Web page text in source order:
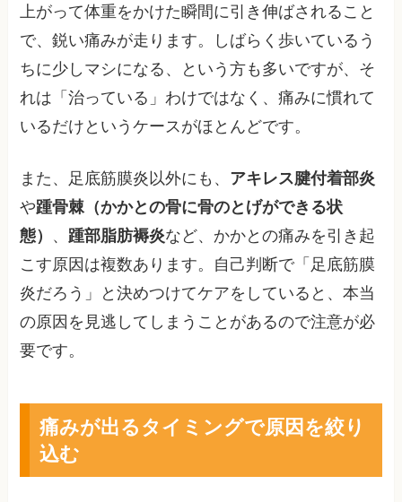
上がって体重をかけた瞬間に引き伸ばされること
で、鋭い痛みが走ります。しばらく歩いているう
ちに少しマシになる、という方も多いですが、そ
れは「治っている」わけではなく、痛みに慣れて
いるだけというケースがほとんどです。
また、足底筋膜炎以外にも、 アキレス腱付着部炎
や踵骨棘（かかとの骨に骨のとげができる状
態） 、 踵部脂肪褥炎など、かかとの痛みを引き起
こす原因は複数あります。自己判断で「足底筋膜
炎だろう」と決めつけてケアをしていると、本当
の原因を見逃してしまうことがあるので注意が必
要です。
痛みが出るタイミングで原因を絞り
込む